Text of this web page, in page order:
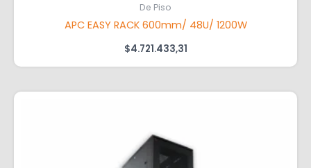
De Piso
APC EASY RACK 600mm/ 48U/ 1200W
$4.721.433,31